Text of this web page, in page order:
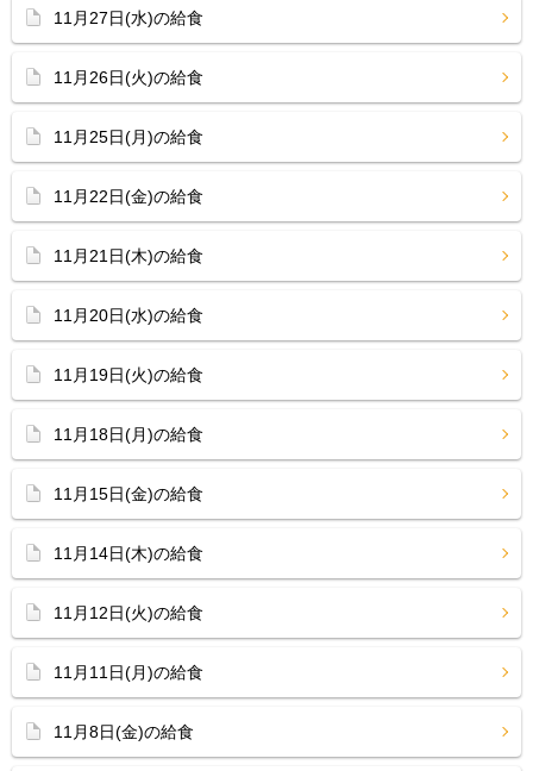
11月27日(水)の給食
11月26日(火)の給食
11月25日(月)の給食
11月22日(金)の給食
11月21日(木)の給食
11月20日(水)の給食
11月19日(火)の給食
11月18日(月)の給食
11月15日(金)の給食
11月14日(木)の給食
11月12日(火)の給食
11月11日(月)の給食
11月8日(金)の給食